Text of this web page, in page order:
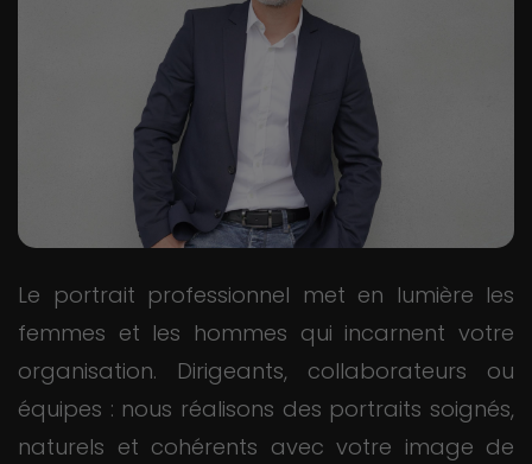
Le portrait professionnel met en lumière les
femmes et les hommes qui incarnent votre
organisation. Dirigeants, collaborateurs ou
équipes : nous réalisons des portraits soignés,
naturels et cohérents avec votre image de